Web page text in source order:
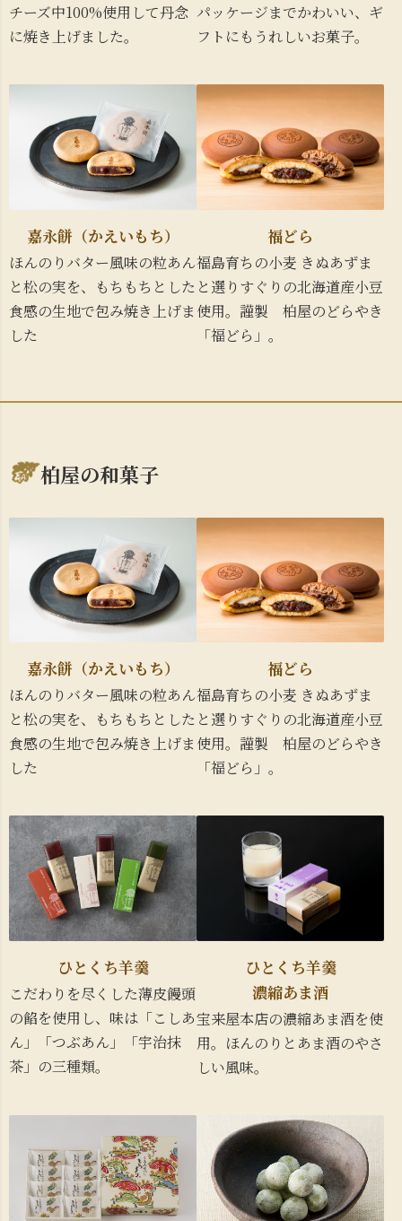
チーズ中100%使用して丹念
に焼き上げました。
パッケージまでかわいい、ギ
フトにもうれしいお菓子。
嘉永餅（かえいもち）
ほんのりバター風味の粒あん
と松の実を、もちもちとした
食感の生地で包み焼き上げま
した
福どら
福島育ちの小麦 きぬあずま
と選りすぐりの北海道産小豆
使用。謹製 柏屋のどらやき
「福どら」。
柏屋の和菓子
嘉永餅（かえいもち）
ほんのりバター風味の粒あん
と松の実を、もちもちとした
食感の生地で包み焼き上げま
した
福どら
福島育ちの小麦 きぬあずま
と選りすぐりの北海道産小豆
使用。謹製 柏屋のどらやき
「福どら」。
ひとくち羊羹
こだわりを尽くした薄皮饅頭
の餡を使用し、味は「こしあ
ん」「つぶあん」「宇治抹
茶」の三種類。
ひとくち羊羹
濃縮あま酒
宝来屋本店の濃縮あま酒を使
用。ほんのりとあま酒のやさ
しい風味。